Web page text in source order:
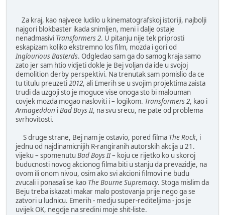
Za kraj, kao najvece ludilo u kinematografskoj istoriji, najbolji
najgori blokbaster ikada snimljen, meni i dalje ostaje
nenadmasivi Transformers 2. U pitanju nije tek priprosti
eskapizam koliko ekstremno los film, mozda i gori od
Inglourious Basterds. Odgledao sam ga do samog kraja samo
zato jer sam htio vidjeti dokle je Bej voljan da ide u svojoj
demolition derby perspektivi. Na trenutak sam pomislio da ce
tu titulu preuzeti2012, ali Emerih se u svojim projektima zaista
trudi da uzgoji sto je moguce vise onoga sto bi malouman
covjek mozda mogao nasloviti i – logikom. Transformers 2, kao i
Armageddon iBad Boys II, na svu srecu, ne pate od problema
svrhovitosti.
S druge strane, Bej nam je ostavio, pored filma The Rock, i
jednu od najdinamicnijih R-rangiranih autorskih akcija u 21.
vijeku – spomenutu Bad Boys II– koju ce rijetko ko u skoroj
buducnosti novog akcionog filma biti u stanju da prevazidje, na
ovom ili onom nivou, osim ako svi akcioni filmovi ne budu
zvucali i ponasali se kao The Bourne Supremacy. Stoga mislim da
Beju treba iskazati makar malo postovanja prije nego ga se
zatvori u ludnicu. Emerih - medju super-rediteljima - jos je
uvijek OK, negdje na sredini moje shit-liste.